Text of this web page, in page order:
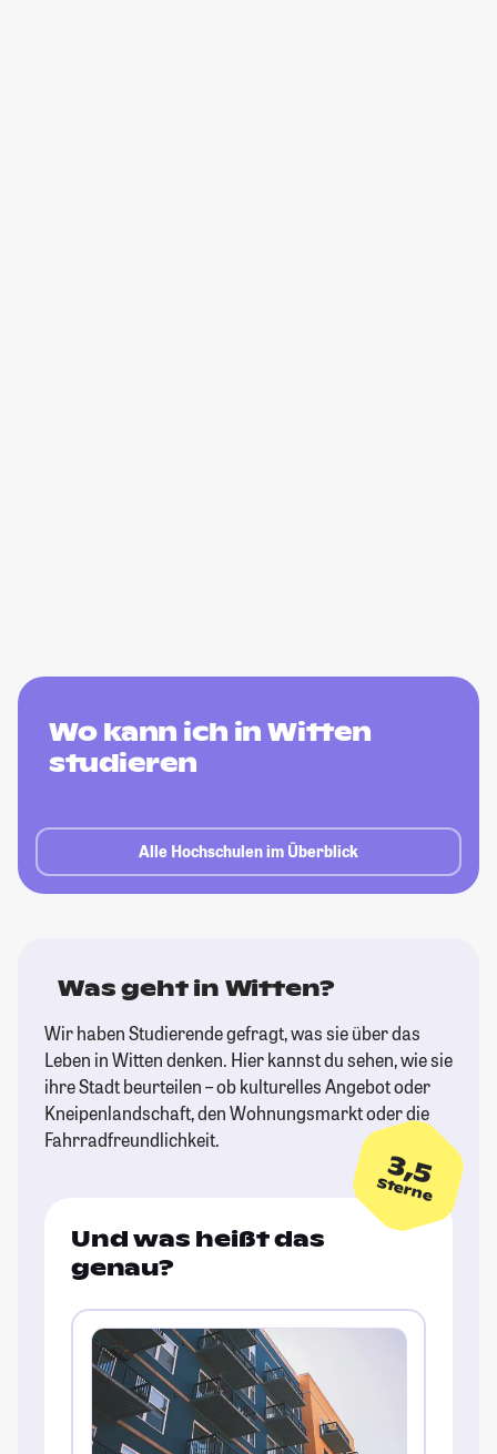
Wo kann ich in Witten
studieren
Alle Hochschulen im Überblick
Was geht in Witten?
Wir haben Studierende gefragt, was sie über das
Leben in Witten denken. Hier kannst du sehen, wie sie
ihre Stadt beurteilen – ob kulturelles Angebot oder
Kneipenlandschaft, den Wohnungsmarkt oder die
Fahrradfreundlichkeit.
3,5
Sterne
Und was heißt das
genau?